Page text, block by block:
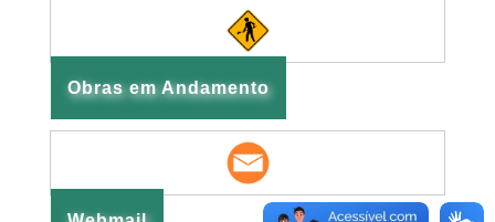
Obras em Andamento